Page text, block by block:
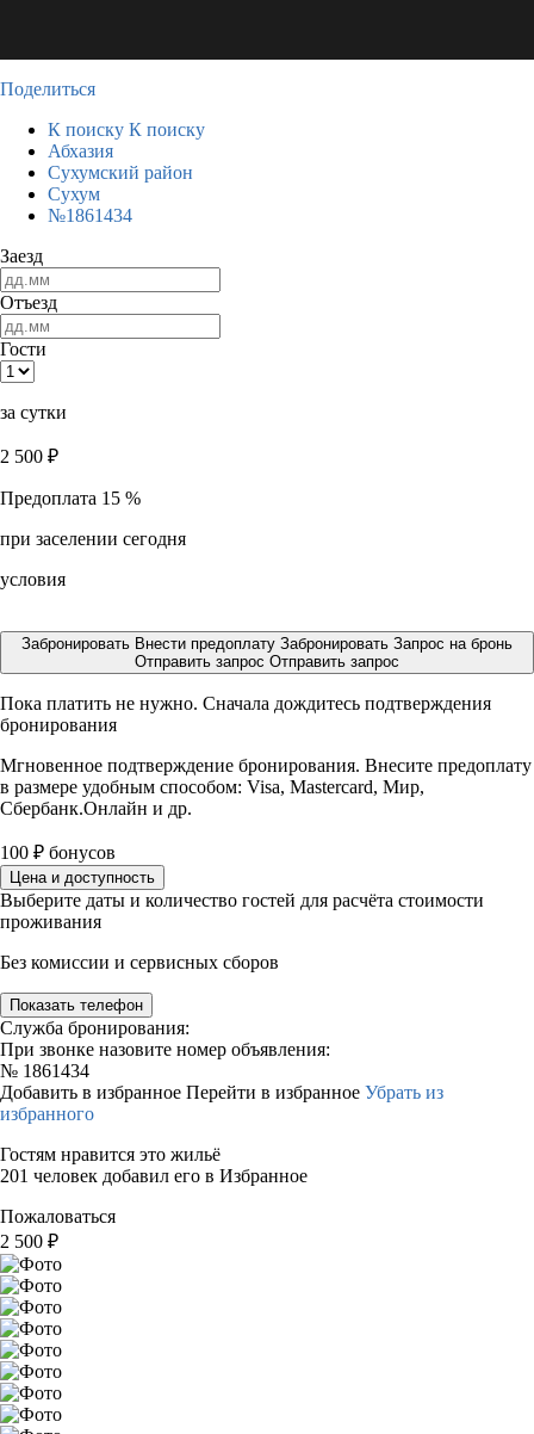
Поделиться
К поиску К поиску
Абхазия
Сухумский район
Сухум
№1861434
Заезд
Отъезд
Гости
за сутки
2 500 ₽
Предоплата 15 %
при заселении сегодня
условия
Забронировать Внести предоплату Забронировать Запрос на бронь
Отправить запрос Отправить запрос
Пока платить не нужно. Сначала дождитесь подтверждения
бронирования
Мгновенное подтверждение бронирования. Внесите предоплату
в размере удобным способом: Visa, Mastercard, Мир,
Сбербанк.Онлайн и др.
100 ₽ бонусов
Цена и доступность
Выберите даты и количество гостей для расчёта стоимости
проживания
Без комиссии и сервисных сборов
Показать телефон
Служба бронирования:
При звонке назовите номер объявления:
№ 1861434
Добавить в избранное Перейти в избранное Убрать из
избранного
Гостям нравится это жильё
201 человек добавил его в Избранное
Пожаловаться
2 500 ₽